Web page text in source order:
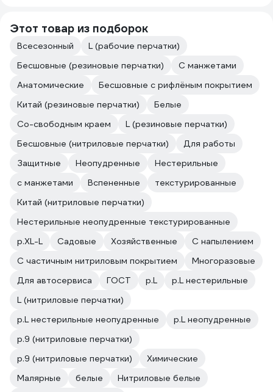
Этот товар из подборок
Всесезонный
L (рабочие перчатки)
Бесшовные (резиновые перчатки)
С манжетами
Анатомические
Бесшовные с рифлёным покрытием
Китай (резиновые перчатки)
Белые
Со-свободным краем
L (резиновые перчатки)
Бесшовные (нитриловые перчатки)
Для работы
Защитные
Неопудренные
Нестерильные
с манжетами
Вспененные
текстурированные
Китай (нитриловые перчатки)
Нестерильные неопудренные текстурированные
р.XL-L
Садовые Хозяйственные
С напылением
С частичным нитриловым покрытием
Многоразовые
Для автосервиса
ГОСТ р.L
р.L нестерильные
L (нитриловые перчатки)
р.L нестерильные неопудренные
р.L неопудренные
р.9 (нитриловые перчатки)
р.9 (нитриловые перчатки)
Химические
Малярные
белые
Нитриловые белые